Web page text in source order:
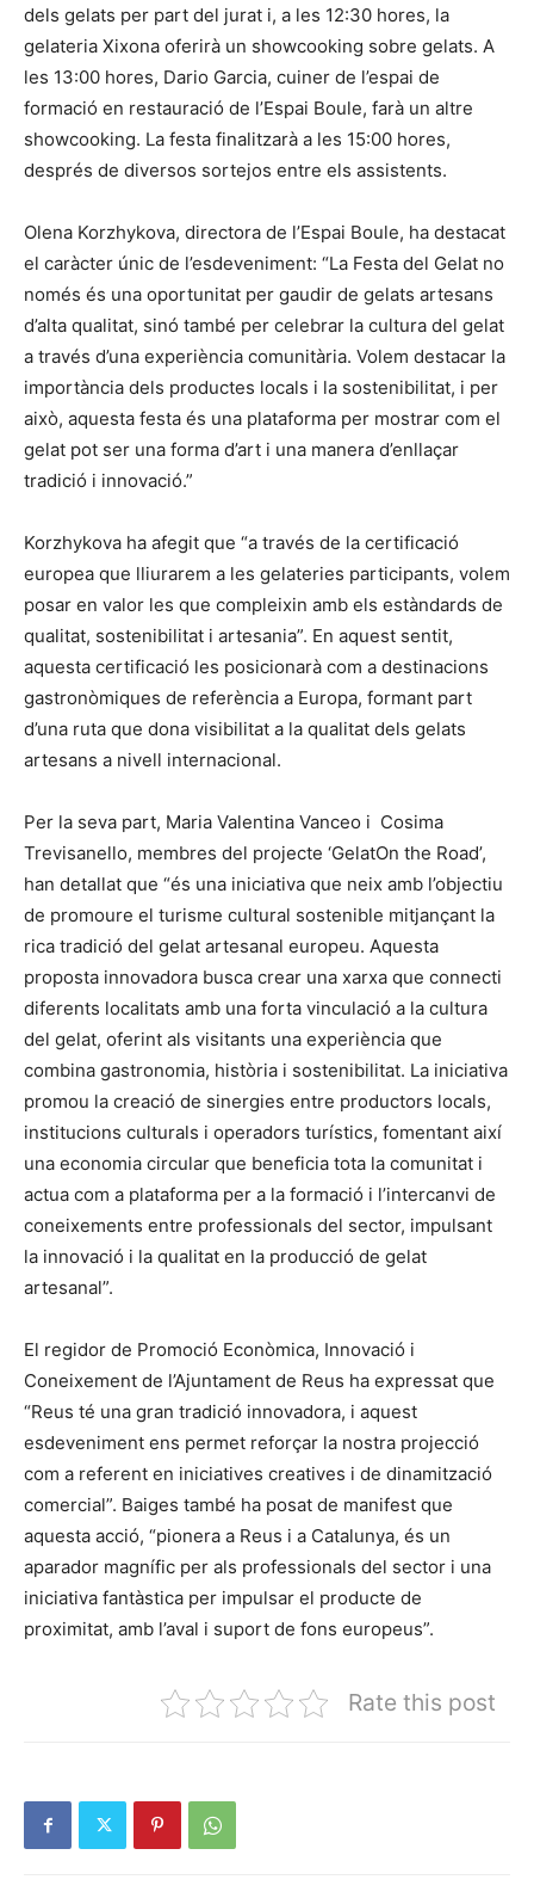
dels gelats per part del jurat i, a les 12:30 hores, la
gelateria Xixona oferirà un showcooking sobre gelats. A
les 13:00 hores, Dario Garcia, cuiner de l’espai de
formació en restauració de l’Espai Boule, farà un altre
showcooking. La festa finalitzarà a les 15:00 hores,
després de diversos sortejos entre els assistents.
Olena Korzhykova, directora de l’Espai Boule, ha destacat
el caràcter únic de l’esdeveniment: “La Festa del Gelat no
només és una oportunitat per gaudir de gelats artesans
d’alta qualitat, sinó també per celebrar la cultura del gelat
a través d’una experiència comunitària. Volem destacar la
importància dels productes locals i la sostenibilitat, i per
això, aquesta festa és una plataforma per mostrar com el
gelat pot ser una forma d’art i una manera d’enllaçar
tradició i innovació.”
Korzhykova ha afegit que “a través de la certificació
europea que lliurarem a les gelateries participants, volem
posar en valor les que compleixin amb els estàndards de
qualitat, sostenibilitat i artesania”. En aquest sentit,
aquesta certificació les posicionarà com a destinacions
gastronòmiques de referència a Europa, formant part
d’una ruta que dona visibilitat a la qualitat dels gelats
artesans a nivell internacional.
Per la seva part, Maria Valentina Vanceo i Cosima
Trevisanello, membres del projecte ‘GelatOn the Road’,
han detallat que “és una iniciativa que neix amb l’objectiu
de promoure el turisme cultural sostenible mitjançant la
rica tradició del gelat artesanal europeu. Aquesta
proposta innovadora busca crear una xarxa que connecti
diferents localitats amb una forta vinculació a la cultura
del gelat, oferint als visitants una experiència que
combina gastronomia, història i sostenibilitat. La iniciativa
promou la creació de sinergies entre productors locals,
institucions culturals i operadors turístics, fomentant així
una economia circular que beneficia tota la comunitat i
actua com a plataforma per a la formació i l’intercanvi de
coneixements entre professionals del sector, impulsant
la innovació i la qualitat en la producció de gelat
artesanal”.
El regidor de Promoció Econòmica, Innovació i
Coneixement de l’Ajuntament de Reus ha expressat que
“Reus té una gran tradició innovadora, i aquest
esdeveniment ens permet reforçar la nostra projecció
com a referent en iniciatives creatives i de dinamització
comercial”. Baiges també ha posat de manifest que
aquesta acció, “pionera a Reus i a Catalunya, és un
aparador magnífic per als professionals del sector i una
iniciativa fantàstica per impulsar el producte de
proximitat, amb l’aval i suport de fons europeus”.
Rate this post